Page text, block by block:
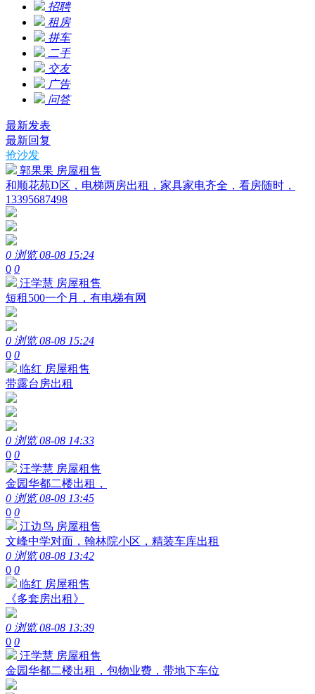
招聘
租房
拼车
二手
交友
广告
问答
最新发表
最新回复
抢沙发
郭果果 房屋租售
和顺花苑D区，电梯两房出租，家具家电齐全，看房随时，
13395687498
0 浏览 08-08 15:24
0 0
汪学慧 房屋租售
短租500一个月，有电梯有网
0 浏览 08-08 15:24
0 0
临红 房屋租售
带露台房出租
0 浏览 08-08 14:33
0 0
汪学慧 房屋租售
金园华都二楼出租，
0 浏览 08-08 13:45
0 0
江边鸟 房屋租售
文峰中学对面，翰林院小区，精装车库出租
0 浏览 08-08 13:42
0 0
临红 房屋租售
《多套房出租》
0 浏览 08-08 13:39
0 0
汪学慧 房屋租售
金园华都二楼出租，包物业费，带地下车位